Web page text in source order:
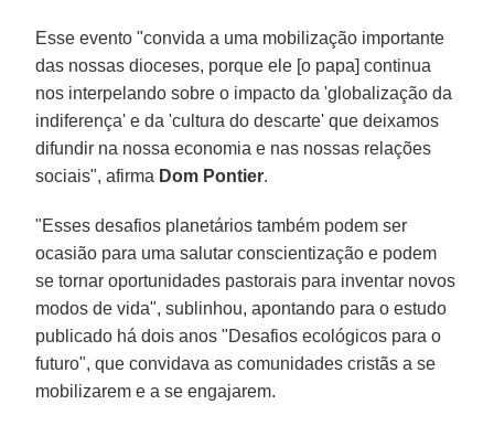
Esse evento "convida a uma mobilização importante
das nossas dioceses, porque ele [o papa] continua
nos interpelando sobre o impacto da 'globalização da
indiferença' e da 'cultura do descarte' que deixamos
difundir na nossa economia e nas nossas relações
sociais", afirma Dom Pontier.
"Esses desafios planetários também podem ser
ocasião para uma salutar conscientização e podem
se tornar oportunidades pastorais para inventar novos
modos de vida", sublinhou, apontando para o estudo
publicado há dois anos "Desafios ecológicos para o
futuro", que convidava as comunidades cristãs a se
mobilizarem e a se engajarem.